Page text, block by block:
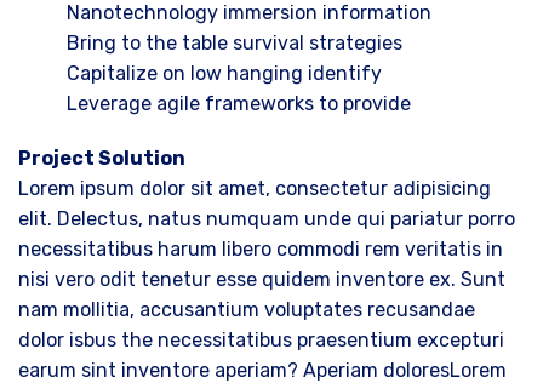
Nanotechnology immersion information
Bring to the table survival strategies
Capitalize on low hanging identify
Leverage agile frameworks to provide
Project Solution
Lorem ipsum dolor sit amet, consectetur adipisicing
elit. Delectus, natus numquam unde qui pariatur porro
necessitatibus harum libero commodi rem veritatis in
nisi vero odit tenetur esse quidem inventore ex. Sunt
nam mollitia, accusantium voluptates recusandae
dolor isbus the necessitatibus praesentium excepturi
earum sint inventore aperiam? Aperiam doloresLorem